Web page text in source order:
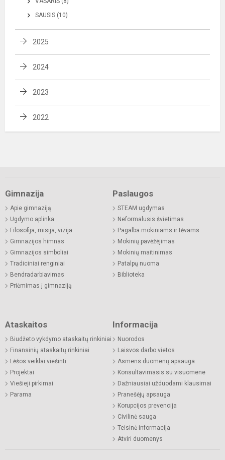
SAUSIS (10)
2025
2024
2023
2022
Gimnazija
Apie gimnaziją
Ugdymo aplinka
Filosofija, misija, vizija
Gimnazijos himnas
Gimnazijos simboliai
Tradiciniai renginiai
Bendradarbiavimas
Priėmimas į gimnaziją
Paslaugos
STEAM ugdymas
Neformalusis švietimas
Pagalba mokiniams ir tėvams
Mokinių pavėžėjimas
Mokinių maitinimas
Patalpų nuoma
Biblioteka
Ataskaitos
Biudžeto vykdymo ataskaitų rinkiniai
Finansinių ataskaitų rinkiniai
Lėšos veiklai viešinti
Projektai
Viešieji pirkimai
Parama
Informacija
Nuorodos
Laisvos darbo vietos
Asmens duomenų apsauga
Konsultavimasis su visuomene
Dažniausiai užduodami klausimai
Pranešėjų apsauga
Korupcijos prevencija
Civilinė sauga
Teisinė informacija
Atviri duomenys